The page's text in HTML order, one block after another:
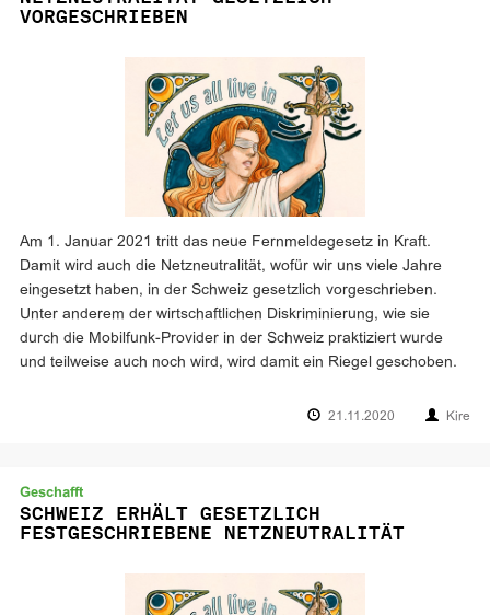
VORGESCHRIEBEN
Am 1. Januar 2021 tritt das neue Fernmeldegesetz in Kraft.
Damit wird auch die Netzneutralität, wofür wir uns viele Jahre
eingesetzt haben, in der Schweiz gesetzlich vorgeschrieben.
Unter anderem der wirtschaftlichen Diskriminierung, wie sie
durch die Mobilfunk-Provider in der Schweiz praktiziert wurde
und teilweise auch noch wird, wird damit ein Riegel geschoben.
21.11.2020 Kire
Geschafft
SCHWEIZ ERHÄLT GESETZLICH
FESTGESCHRIEBENE NETZNEUTRALITÄT